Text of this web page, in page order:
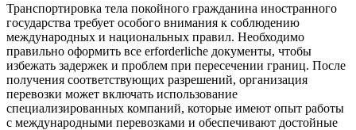
Транспортировка тела покойного гражданина иностранного
государства требует особого внимания к соблюдению
международных и национальных правил. Необходимо
правильно оформить все erforderliche документы, чтобы
избежать задержек и проблем при пересечении границ. После
получения соответствующих разрешений, организация
перевозки может включать использование
специализированных компаний, которые имеют опыт работы
с международными перевозками и обеспечивают достойные